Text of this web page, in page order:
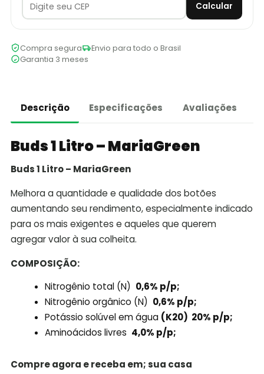
Calcular
Compra segura
Envio para todo o Brasil
Garantia 3 meses
Descrição Especificações Avaliações
Buds 1 Litro – MariaGreen
Buds 1 Litro – MariaGreen
Melhora a quantidade e qualidade dos botões
aumentando seu rendimento, especialmente indicado
para os mais exigentes e aqueles que querem
agregar valor à sua colheita.
COMPOSIÇÃO:
Nitrogênio total (N) 0,6% p/p;
Nitrogênio orgânico (N) 0,6% p/p;
Potássio solúvel em água (K20) 20% p/p;
Aminoácidos livres 4,0% p/p;
Compre agora e receba em; sua casa